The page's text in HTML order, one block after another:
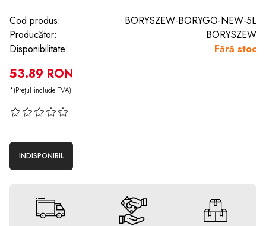
Cod produs:
BORYSZEW-BORYGO-NEW-5L
Producător:
BORYSZEW
Disponibilitate:
Fără stoc
53.89 RON
*(Prețul include TVA)
INDISPONIBIL